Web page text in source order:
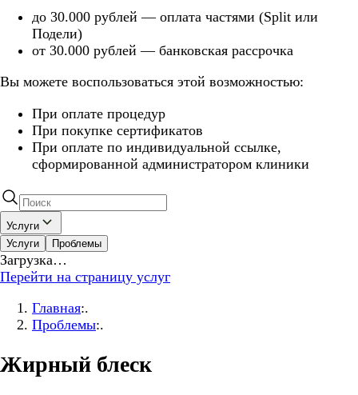
до 30.000 рублей — оплата частями (Split или
Подели)
от 30.000 рублей — банковская рассрочка
Вы можете воспользоваться этой возможностью:
При оплате процедур
При покупке сертификатов
При оплате по индивидуальной ссылке,
сформированной администратором клиники
Услуги
Услуги
Проблемы
Загрузка…
Перейти на страницу услуг
Главная:.
Проблемы:.
Жирный блеск